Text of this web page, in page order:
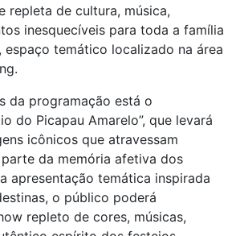
repleta de cultura, música,
inesquecíveis para toda a família
espaço temático localizado na área
da programação está o
do Picapau Amarelo”, que levará
icônicos que atravessam
da memória afetiva dos
apresentação temática inspirada
o público poderá
repleto de cores, músicas,